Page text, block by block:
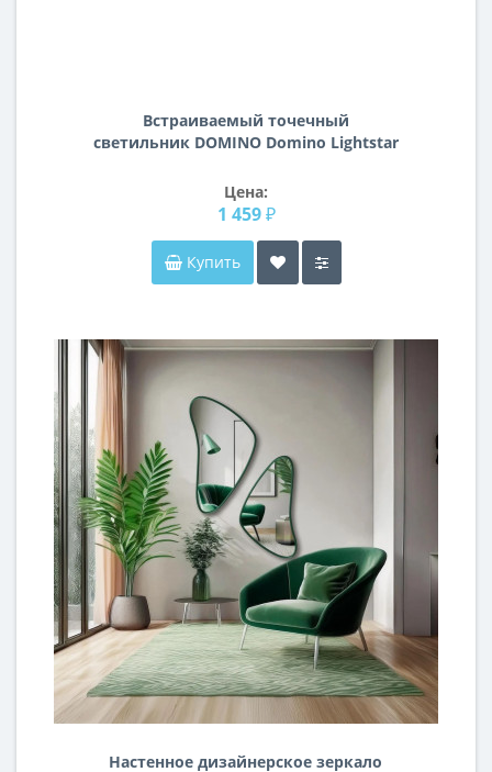
Встраиваемый точечный
светильник DOMINO Domino Lightstar
Цена:
1 459 ₽
Купить
Настенное дизайнерское зеркало